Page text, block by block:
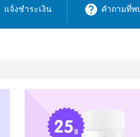
แจ้งชำระเงิน help คำถามที่พ